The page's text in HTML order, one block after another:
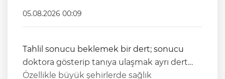
05.08.2026 00:09
Tahlil sonucu beklemek bir dert; sonucu
doktora gösterip tanıya ulaşmak ayrı dert…
Özellikle büyük şehirlerde sağlık